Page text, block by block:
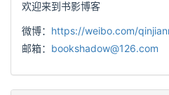
欢迎来到书影博客
微博： https://weibo.com/
邮箱： bookshadow@126.com